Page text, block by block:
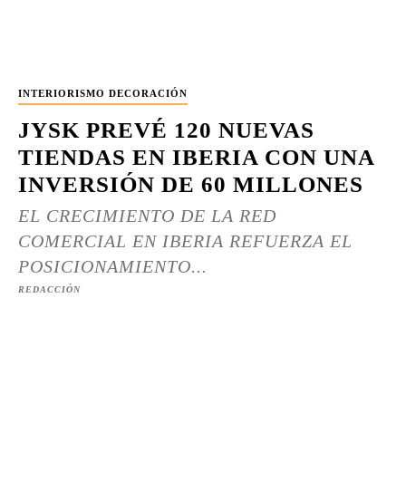
INTERIORISMO DECORACIÓN
JYSK PREVÉ 120 NUEVAS
TIENDAS EN IBERIA CON UNA
INVERSIÓN DE 60 MILLONES
EL CRECIMIENTO DE LA RED
COMERCIAL EN IBERIA REFUERZA EL
POSICIONAMIENTO...
REDACCIÓN